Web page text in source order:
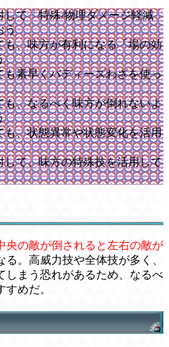
して「特殊/物理ダメージ軽減
う
も、味方が有利になる「場の効
も素早くバディーズわざを使っ
も、なるべく味方が倒れないよ
も、状態異常や状態変化を活用
して、味方の特殊技を活用して
央の敵が倒されると左右の敵が
る。高威力技や全体技が多く、
しまう恐れがあるため、なるべ
めだ。